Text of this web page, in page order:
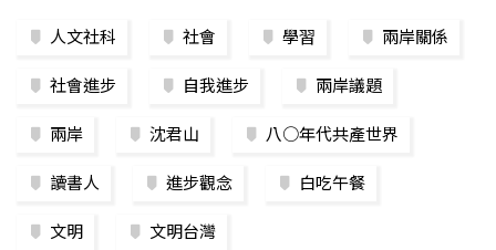
人文社科 社會 學習 兩岸關係
社會進步 自我進步 兩岸議題
兩岸 沈君山 八○年代共產世界
讀書人 進步觀念 白吃午餐
文明 文明台灣